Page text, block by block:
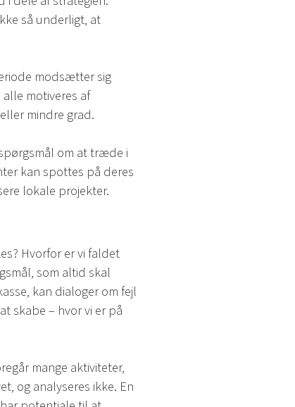
så underligt, at
modsætter sig
motiveres af
mindre grad.
om at træde i
kan spottes på deres
lokale projekter.
Hvorfor er vi faldet
som altid skal
kan dialoger om fejl
skabe – hvor vi er på
mange aktiviteter,
og analyseres ikke. En